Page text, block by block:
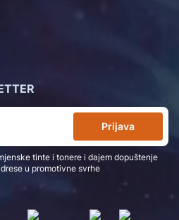
Prijava
tinte i tonere i dajem dopuštenje
u promotivne svrhe